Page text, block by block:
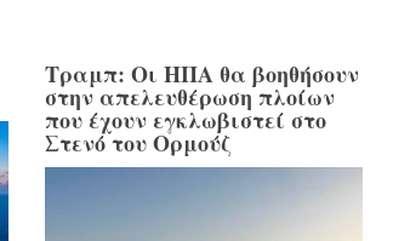
Τραμπ: Οι ΗΠΑ θα βοηθήσουν
στην απελευθέρωση πλοίων
που έχουν εγκλωβιστεί στο
Στενό του Ορμούζ